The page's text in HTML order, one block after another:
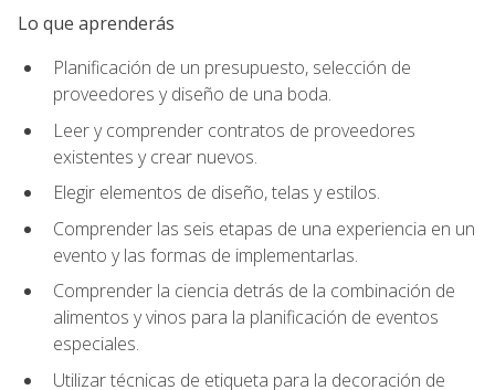
Lo que aprenderás
Planificación de un presupuesto, selección de
proveedores y diseño de una boda.
Leer y comprender contratos de proveedores
existentes y crear nuevos.
Elegir elementos de diseño, telas y estilos.
Comprender las seis etapas de una experiencia en un
evento y las formas de implementarlas.
Comprender la ciencia detrás de la combinación de
alimentos y vinos para la planificación de eventos
especiales.
Utilizar técnicas de etiqueta para la decoración de